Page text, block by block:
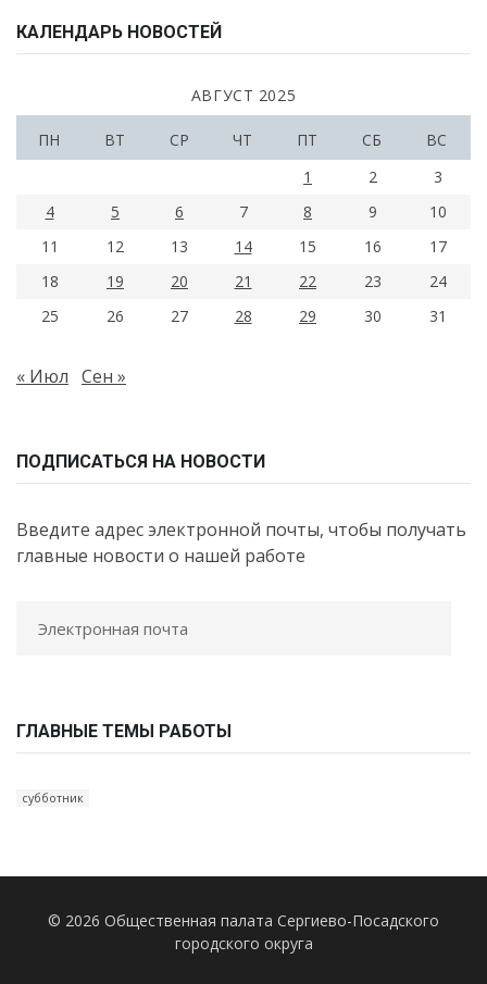
КАЛЕНДАРЬ НОВОСТЕЙ
АВГУСТ 2025
ПН ВТ СР ЧТ ПТ СБ
ВС
1
2
3
4
5 6 7 8 9
10
11
12 13 14 15 16
17
18
19 20 21 22 23
24
25
26 27 28 29 30 31
« Июл Сен »
ПОДПИСАТЬСЯ НА НОВОСТИ
Введите адрес электронной почты, чтобы получать
главные новости о нашей работе
ГЛАВНЫЕ ТЕМЫ РАБОТЫ
субботник
© 2026 Общественная палата Сергиево-Посадского
городского округа